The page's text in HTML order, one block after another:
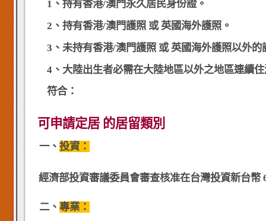
1、持有香港/澳門永久居民身份證。
2、持有香港/澳門護照 或 英國海外護照。
3、未持有香港/澳門護照 或 英國海外護照以外的
4、大陸出生者必需在大陸地區以外之地區連續
符合：
可申請定居 的居留類別
一、 投資：
經濟部投資審議委員會審查核准在台灣投資新台幣
二、 專業：